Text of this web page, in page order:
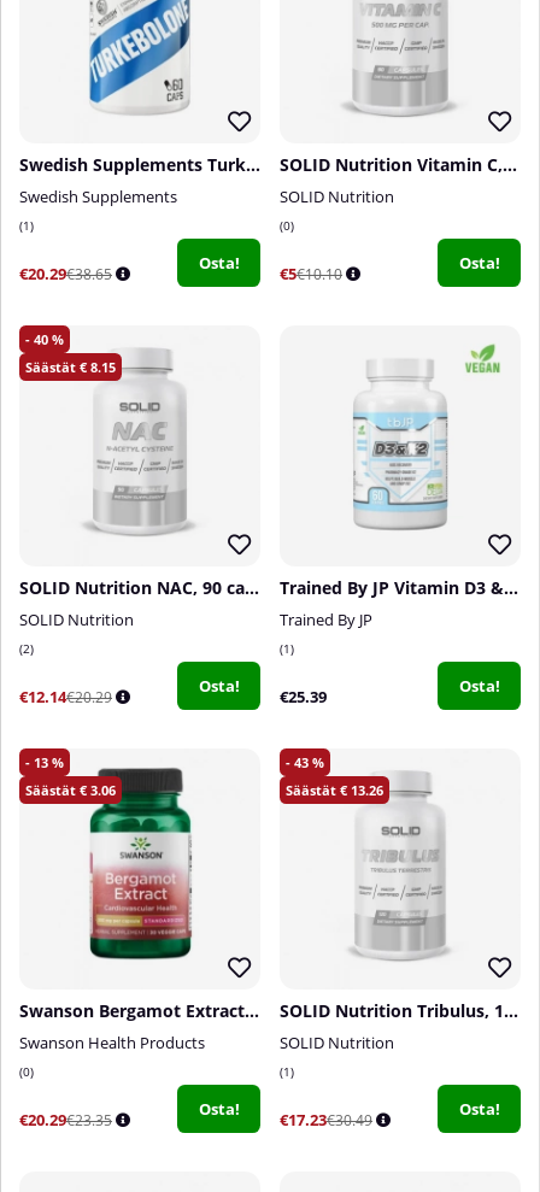
Swedish Supplements Turkebolone, 60 caps
Swedish Supplements
1
€20.29€38.65
Osta!
SOLID Nutrition Vitamin C, 90 caps
SOLID Nutrition
0
€5€10.10
Osta!
40
8.15
SOLID Nutrition NAC, 90 caps
SOLID Nutrition
2
€12.14€20.29
Osta!
Trained By JP Vitamin D3 & K2, 60 caps
Trained By JP
1
€25.39 Osta!
13
3.06
Swanson Bergamot Extract, 500 mg, 30 caps
Swanson Health Products
0
€20.29€23.35
Osta!
43
13.26
SOLID Nutrition Tribulus, 120 caps
SOLID Nutrition
1
€17.23€30.49
Osta!